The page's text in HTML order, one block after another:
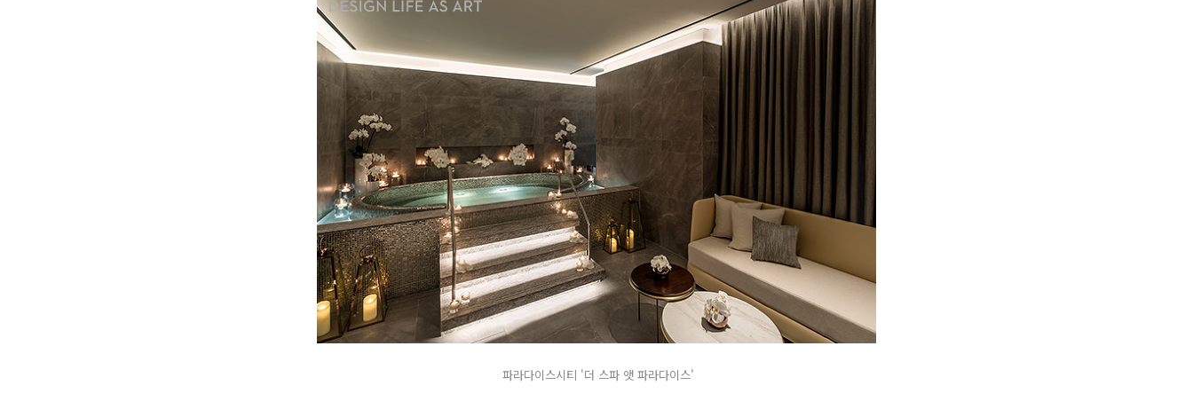
파라다이스시티 '더 스파 앳 파라다이스'